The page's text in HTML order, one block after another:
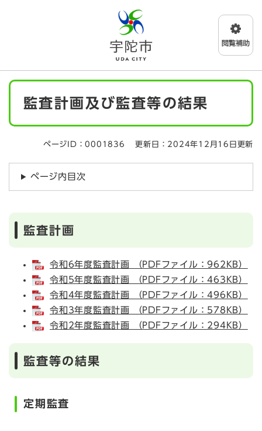
メニューを飛ばして本文へ
本
監査計画及び監査等の結果
ページID：0001836 更新日：2024年12月16日更新
ページ内目次
監査計画
令和6年度監査計画 （PDFファイル：962KB）
令和5年度監査計画 （PDFファイル：463KB）
令和4年度監査計画 （PDFファイル：496KB）
令和3年度監査計画 （PDFファイル：578KB）
令和2年度監査計画 （PDFファイル：294KB）
監査等の結果
定期監査